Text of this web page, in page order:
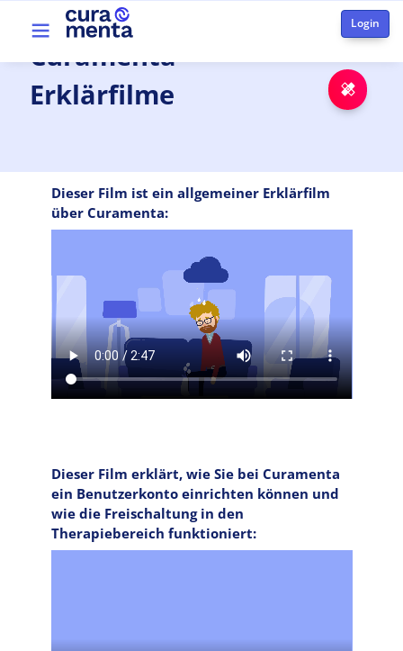
Skip to main content
Top menu
Curamenta
Erklärfilme
Dieser Film ist ein allgemeiner Erklärfilm
über Curamenta:
Dieser Film erklärt, wie Sie bei Curamenta
ein Benutzerkonto einrichten können und
wie die Freischaltung in den
Therapiebereich funktioniert: